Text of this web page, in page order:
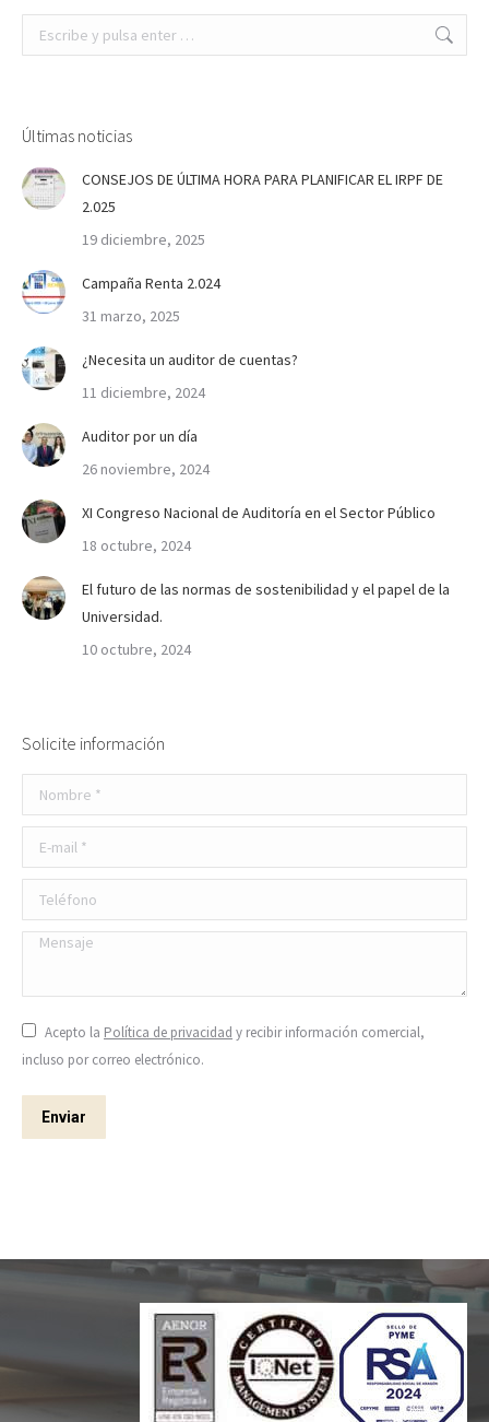
Buscar:
Últimas noticias
CONSEJOS DE ÚLTIMA HORA PARA PLANIFICAR EL IRPF DE
2.025
19 diciembre, 2025
Campaña Renta 2.024
31 marzo, 2025
¿Necesita un auditor de cuentas?
11 diciembre, 2024
Auditor por un día
26 noviembre, 2024
XI Congreso Nacional de Auditoría en el Sector Público
18 octubre, 2024
El futuro de las normas de sostenibilidad y el papel de la
Universidad.
10 octubre, 2024
Solicite información
Nombre *
E-mail *
Teléfono
Mensaje
Acepto la Política de privacidad y recibir información comercial,
incluso por correo electrónico.
Enviar